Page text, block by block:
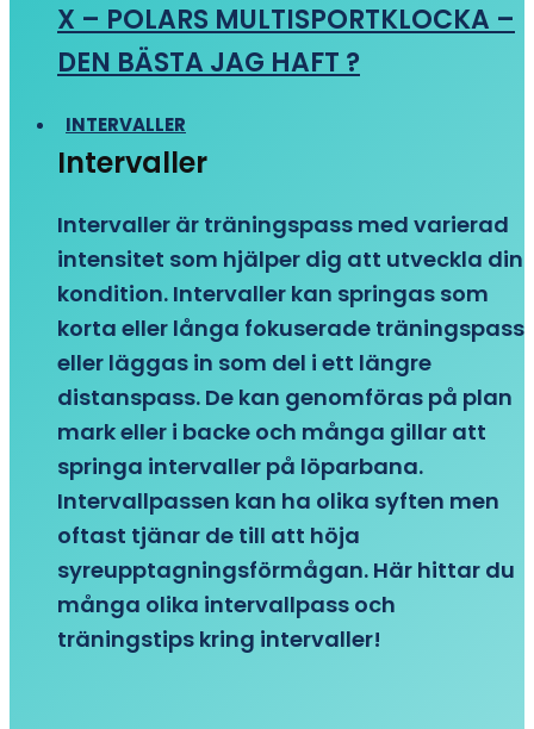
X – POLARS MULTISPORTKLOCKA –
DEN BÄSTA JAG HAFT ?
INTERVALLER
Intervaller
Intervaller är träningspass med varierad
intensitet som hjälper dig att utveckla din
kondition. Intervaller kan springas som
korta eller långa fokuserade träningspass
eller läggas in som del i ett längre
distanspass. De kan genomföras på plan
mark eller i backe och många gillar att
springa intervaller på löparbana.
Intervallpassen kan ha olika syften men
oftast tjänar de till att höja
syreupptagningsförmågan. Här hittar du
många olika intervallpass och
träningstips kring intervaller!